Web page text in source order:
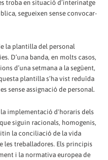
troba en situació d’interinatge
segueixen sense convocar-
la plantilla del personal
D’una banda, en molts casos,
d’una setmana a la següent,
plantilla s’ha vist reduïda
sense assignació de personal.
implementació d'horaris dels
siguin racionals, homogenis,
la conciliació de la vida
les treballadores. Els principis
i la normativa europea de